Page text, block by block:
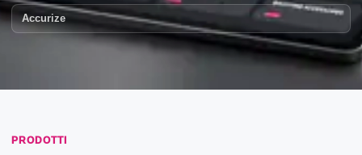
Accurize
PRODOTTI